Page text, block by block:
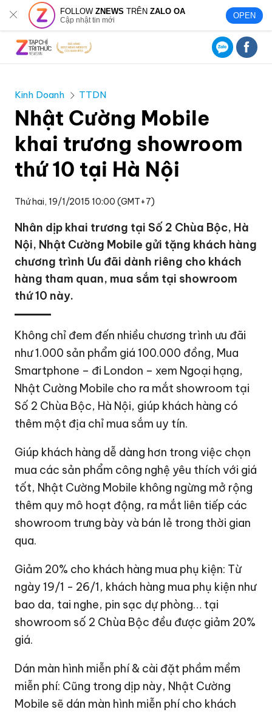
FOLLOWZNEWS TRÊNZALO OA
Cập nhật tin mới OPEN
Kinh Doanh TTDN
Nhật Cường Mobile
khai trương showroom
thứ 10 tại Hà Nội
Thứ hai, 19/1/2015 10:00 (GMT+7)
Nhân dịp khai trương tại Số 2 Chùa Bộc, Hà
Nội, Nhật Cường Mobile gửi tặng khách hàng
chương trình Ưu đãi dành riêng cho khách
hàng tham quan, mua sắm tại showroom
thứ 10 này.
Không chỉ đem đến nhiều chương trình ưu đãi
như 1.000 sản phẩm giá 100.000 đồng, Mua
Smartphone – đi London – xem Ngoại hạng,
Nhật Cường Mobile cho ra mắt showroom tại
Số 2 Chùa Bộc, Hà Nội, giúp khách hàng có
thêm một địa chỉ mua sắm uy tín.
Giúp khách hàng dễ dàng hơn trong việc chọn
mua các sản phẩm công nghệ yêu thích với giá
tốt, Nhật Cường Mobile không ngừng mở rộng
thêm quy mô hoạt động, ra mắt liên tiếp các
showroom trưng bày và bán lẻ trong thời gian
qua.
Giảm 20% cho khách hàng mua phụ kiện: Từ
ngày 19/1 - 26/1, khách hàng mua phụ kiện như
bao da, tai nghe, pin sạc dự phòng… tại
showroom số 2 Chùa Bộc đều được giảm 20%
giá.
Dán màn hình miễn phí & cài đặt phầm mềm
miễn phí: Cũng trong dịp này, Nhật Cường
Mobile sẽ dán màn hình miễn phí cho khách